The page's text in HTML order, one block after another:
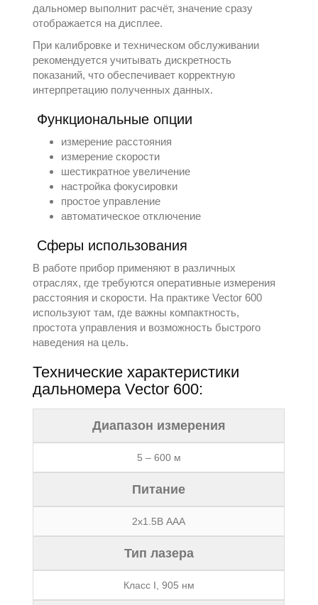
дальномер выполнит расчёт, значение сразу
отображается на дисплее.
При калибровке и техническом обслуживании
рекомендуется учитывать дискретность
показаний, что обеспечивает корректную
интерпретацию полученных данных.
Функциональные опции
измерение расстояния
измерение скорости
шестикратное увеличение
настройка фокусировки
простое управление
автоматическое отключение
Сферы использования
В работе прибор применяют в различных
отраслях, где требуются оперативные измерения
расстояния и скорости. На практике Vector 600
используют там, где важны компактность,
простота управления и возможность быстрого
наведения на цель.
Технические характеристики
дальномера Vector 600:
Диапазон измерения
5 – 600 м
Питание
2х1.5В ААА
Тип лазера
Класс I, 905 нм